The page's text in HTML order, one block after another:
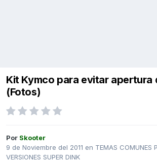
Kit Kymco para evitar apertura
(Fotos)
Por Skooter
9 de Noviembre del 2011 en TEMAS COMUNES
VERSIONES SUPER DINK